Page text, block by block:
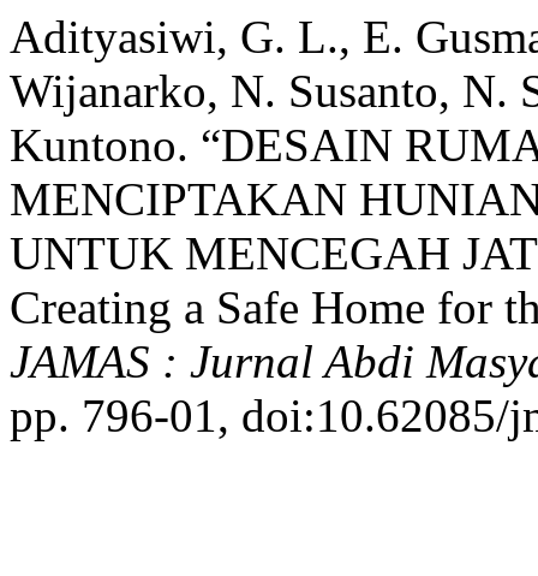
Adityasiwi, G. L., E.
Wijanarko, N. Susanto, N.
Kuntono. “DESAIN
MENCIPTAKAN
UNTUK MENCEGAH
Creating a Safe Home for
JAMAS : Jurnal Abdi
pp. 796-01, doi:10.62085/